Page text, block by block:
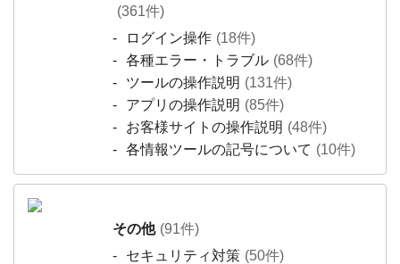
(361件)
ログイン操作 (18件)
各種エラー・トラブル (68件)
ツールの操作説明 (131件)
アプリの操作説明 (85件)
お客様サイトの操作説明 (48件)
各情報ツールの記号について (10件)
その他 (91件)
セキュリティ対策 (50件)